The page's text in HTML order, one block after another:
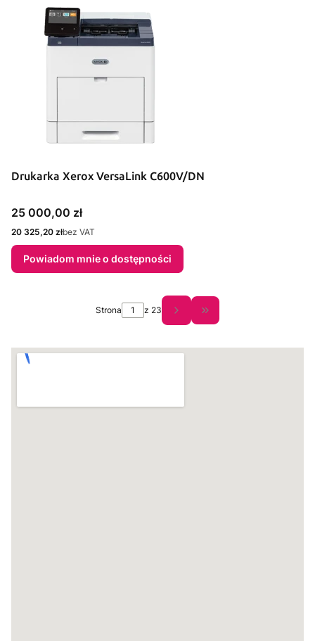
Drukarka Xerox VersaLink C600V/DN
Cena
25 000,00 zł
Cena
20 325,20 złbez VAT
Powiadom mnie o dostępności
Strona z 23 Przejdź do ostatniej